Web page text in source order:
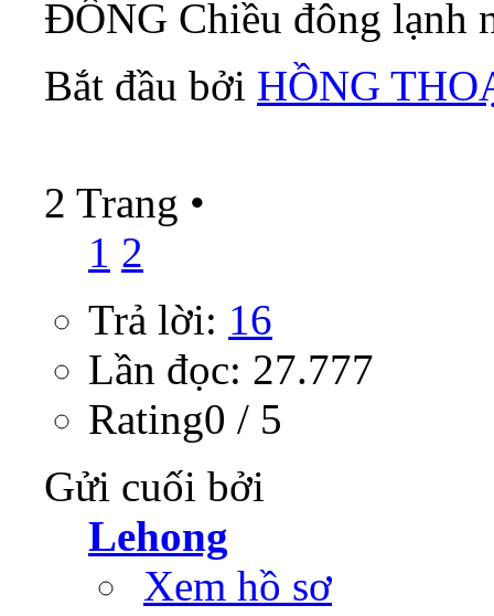
ĐÔNG Chiều đông lạnh
Bắt đầu bởi HỒNG
2 Trang •
1 2
Trả lời: 16
Lần đọc: 27.777
Rating0 / 5
Gửi cuối bởi
Lehong
Xem hồ sơ